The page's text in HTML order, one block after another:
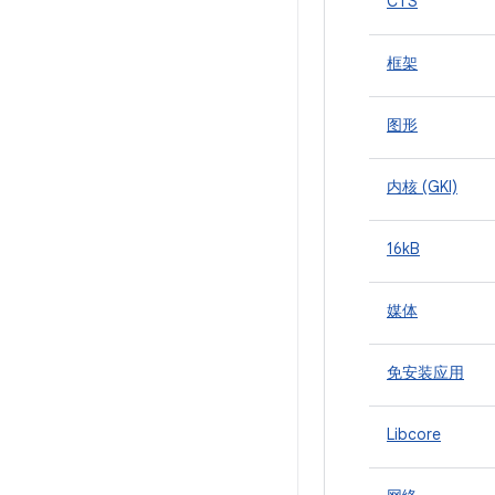
框架
图形
内核 (GKI)
16kB
媒体
免安装应用
Libcore